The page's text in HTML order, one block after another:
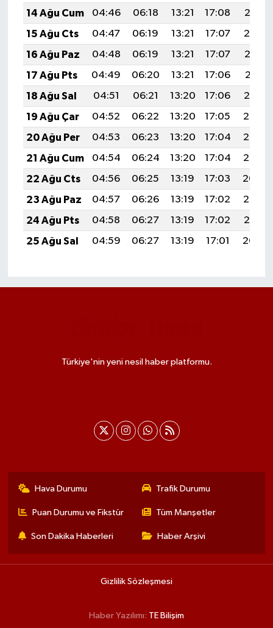
14 Ağu Cum
04:46 06:18 13:21 17:08
20:15
15 Ağu Cts
04:47 06:19 13:21 17:07
20:14
16 Ağu Paz
04:48 06:19 13:21 17:07
20:12
17 Ağu Pts
04:49 06:20 13:21 17:06
20:11
18 Ağu Sal
04:51 06:21 13:20 17:06
20:10
19 Ağu Çar
04:52 06:22 13:20 17:05
20:08
20 Ağu Per
04:53 06:23 13:20 17:04
20:07
21 Ağu Cum
04:54 06:24 13:20 17:04
20:06
22 Ağu Cts
04:56 06:25 13:19 17:03
20:04
23 Ağu Paz
04:57 06:26 13:19 17:02
20:03
24 Ağu Pts
04:58 06:27 13:19 17:02
20:01
25 Ağu Sal
04:59 06:27 13:19 17:01 20:00
Türkiye'nin yeni nesil haber platformu.
Hava Durumu Trafik Durumu
Puan Durumu ve Fikstür Tüm Manşetler
Son Dakika Haberleri Haber Arşivi
Gizlilik Sözleşmesi
Haber Yazılımı: TE Bilişim